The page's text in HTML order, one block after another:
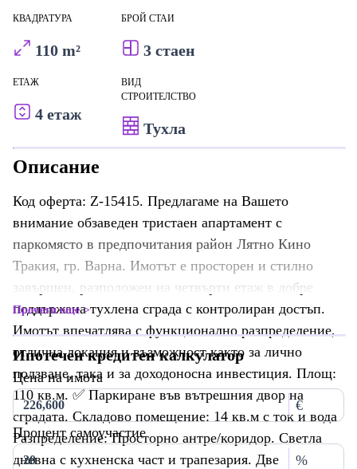
КВАДРАТУРА
110 m²
БРОЙ СТАИ
3 стаен
ЕТАЖ
4 етаж
ВИД
СТРОИТЕЛСТВО
Тухла
Описание
Код оферта: Z-15415. Предлагаме на Вашето
внимание обзаведен тристаен апартамент с
паркомясто в предпочитания район Лятно Кино
Тракия, гр. Варна. Имотът е просторен и стилно
завършен, разположен на четвърти етаж в добре
поддържана тухлена сграда с контролиран достъп.
Имотът впечатлява с функционално разпределение,
отлична локация и възможност както за лично
ползване, така и за доходоносна инвестиция. Площ:
110 кв.м. ✅ Паркиране във вътрешния двор на
сградата. Складово помещение: 14 кв.м с ток и вода
Разпределение: Просторно антре/коридор. Светла
дневна с кухненска част и трапезария. Две
Прочети още
Ипотечен кредитен калкулатор
Цена на имота
€
Процент самоучастие
%